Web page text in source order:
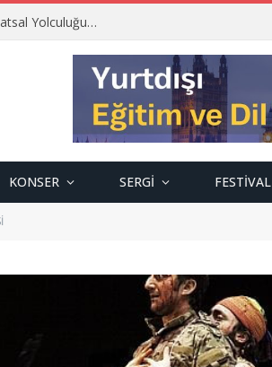
Yolculuğu…
KONSER SERGI FESTIVAL